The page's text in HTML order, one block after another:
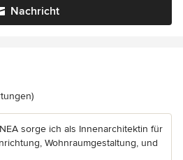
Nachricht
5 von 5 Sternen
sorge ich als Innenarchitektin für
Wohnraumgestaltung, und